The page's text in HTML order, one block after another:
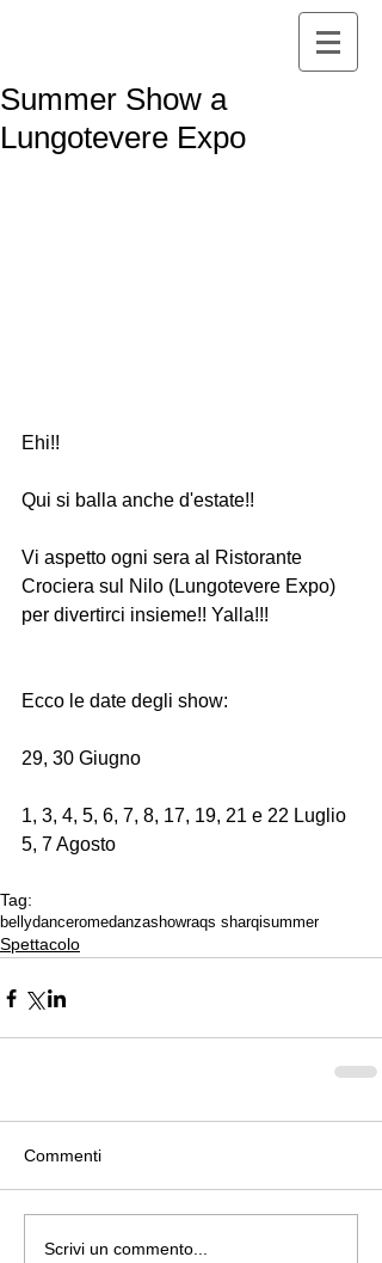
Summer Show a
Lungotevere Expo
Ehi!!
Qui si balla anche d'estate!!
Vi aspetto ogni sera al Ristorante
Crociera sul Nilo (Lungotevere Expo)
per divertirci insieme!! Yalla!!!
Ecco le date degli show:
29, 30 Giugno
1, 3, 4, 5, 6, 7, 8, 17, 19, 21 e 22 Luglio
5, 7 Agosto
Tag:
bellydanceromedanzashowraqs sharqisummer
Spettacolo
Commenti
Scrivi un commento...